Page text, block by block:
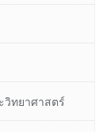
วิทยาศาสตร์